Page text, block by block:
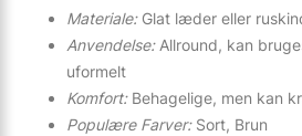
Materiale:Glat læder eller
Anvendelse:Allround, kan
uformelt
Komfort:Behagelige, men kan
Populære Farver:Sort, Brun